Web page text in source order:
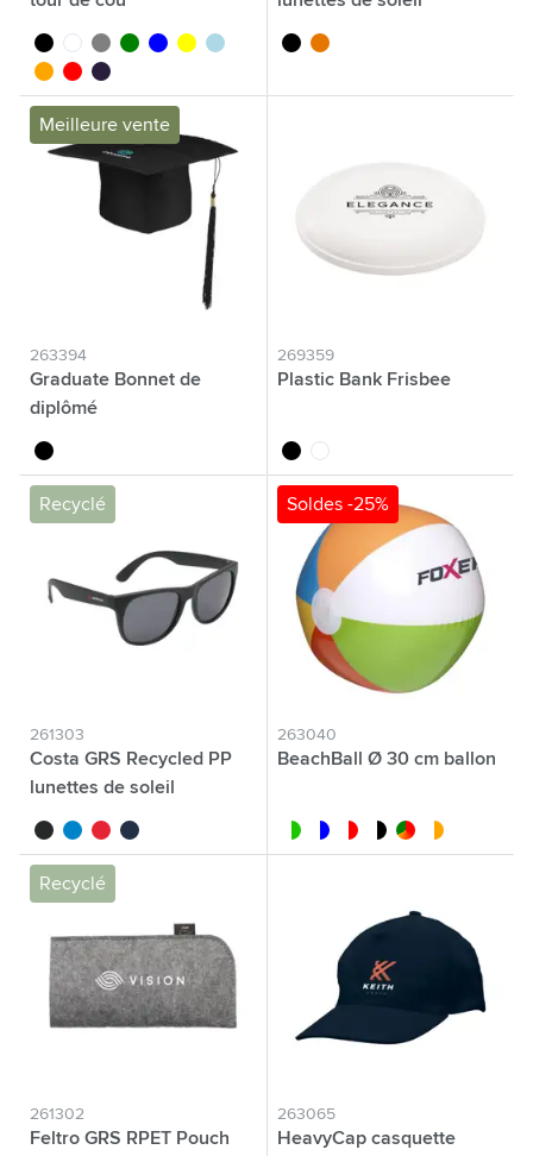
noir blancgris vert bleu jaunebleu clair
orangerougebleu foncé
noir orange
Meilleure vente
263394
Graduate Bonnet de
diplômé
noir
269359
Plastic Bank Frisbee
noir blanc
Recyclé
261303
Costa GRS Recycled PP
lunettes de soleil
noir bleu clair
rougebleu foncé
Soldes -25%
263040
BeachBall Ø 30 cm ballon
blanc/limebleu/blanc
blanc/rouge
blanc/noircustom/multicolor
blanc/orange
Recyclé
261302
Feltro GRS RPET Pouch
263065
HeavyCap casquette